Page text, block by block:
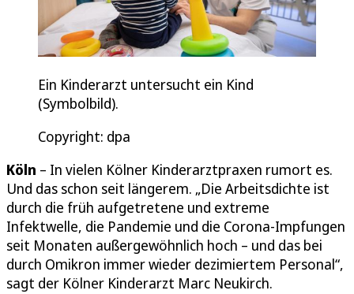
Ein Kinderarzt untersucht ein Kind
(Symbolbild).
Copyright: dpa
Köln – In vielen Kölner Kinderarztpraxen rumort es.
Und das schon seit längerem. „Die Arbeitsdichte ist
durch die früh aufgetretene und extreme
Infektwelle, die Pandemie und die Corona-Impfungen
seit Monaten außergewöhnlich hoch – und das bei
durch Omikron immer wieder dezimiertem Personal“,
sagt der Kölner Kinderarzt Marc Neukirch.